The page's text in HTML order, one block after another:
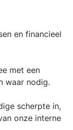
en financieel
met een
waar nodig.
scherpte in,
onze interne